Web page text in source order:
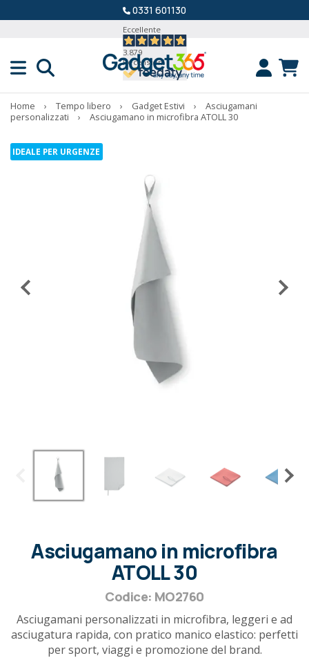
0331 601130
Eccellente
3.879
Recensioni
Home › Tempo libero › Gadget Estivi ›
Asciugamani
personalizzati
› Asciugamano in microfibra ATOLL 30
IDEALE PER URGENZE
Asciugamano in microfibra
ATOLL 30
Codice: MO2760
Asciugamani personalizzati in microfibra, leggeri e ad
asciugatura rapida, con pratico manico elastico: perfetti
per sport, viaggi e promozione del brand.